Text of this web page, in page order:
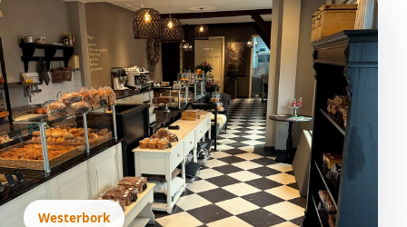
Westerbork